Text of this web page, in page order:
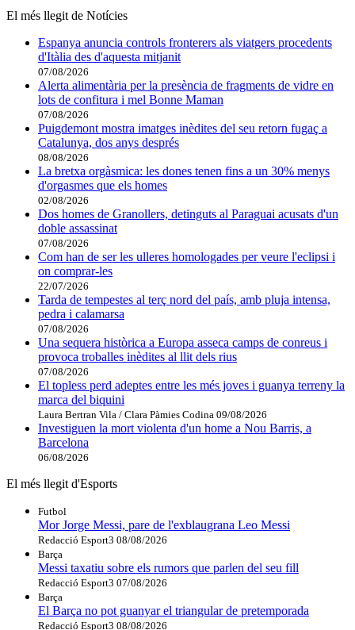
El més llegit de Notícies
Espanya anuncia controls fronterers als viatgers procedents
d'Itàlia des d'aquesta mitjanit
07/08/2026
Alerta alimentària per la presència de fragments de vidre en
lots de confitura i mel Bonne Maman
07/08/2026
Puigdemont mostra imatges inèdites del seu retorn fugaç a
Catalunya, dos anys després
08/08/2026
La bretxa orgàsmica: les dones tenen fins a un 30% menys
d'orgasmes que els homes
02/08/2026
Dos homes de Granollers, detinguts al Paraguai acusats d'un
doble assassinat
07/08/2026
Com han de ser les ulleres homologades per veure l'eclipsi i
on comprar-les
22/07/2026
Tarda de tempestes al terç nord del país, amb pluja intensa,
pedra i calamarsa
07/08/2026
Una sequera històrica a Europa asseca camps de conreus i
provoca troballes inèdites al llit dels rius
07/08/2026
El topless perd adeptes entre les més joves i guanya terreny la
marca del biquini
Laura Bertran Vila / Clara Pàmies Codina 09/08/2026
Investiguen la mort violenta d'un home a Nou Barris, a
Barcelona
06/08/2026
El més llegit d'Esports
Futbol
Mor Jorge Messi, pare de l'exblaugrana Leo Messi
Redacció Esport3 08/08/2026
Barça
Messi taxatiu sobre els rumors que parlen del seu fill
Redacció Esport3 07/08/2026
Barça
El Barça no pot guanyar el triangular de pretemporada
Redacció Esport3 08/08/2026